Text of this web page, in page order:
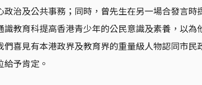
治及公共事務；同時，曾先生在另一場合發言時
教育科提高香港青少年的公民意識及素養，以為
喜見有本港政界及教育界的重量級人物認同市民
予肯定。